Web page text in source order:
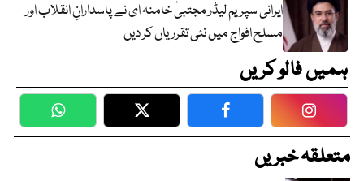
ایرانی سپریم لیڈر مجتبیٰ خامنہ ای نے پاسدارانِ انقلاب اور
مسلح افواج میں نئی تقرریاں کر دیں
ہمیں فالو کریں
WhatsApp Twitter Facebook
متعلقہ خبریں